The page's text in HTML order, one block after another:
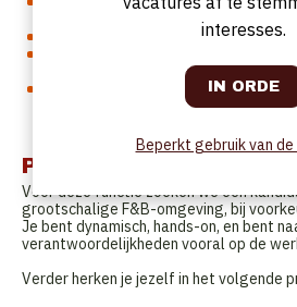
de werkvloer, waardoor je een goed
Je beheert de F&B-forecasting,
Als Head of Department maak je deel
managementteam en ben je ook
Profiel
Voor deze functie zoeken we een
grootschalige F&B-omgeving, bij
Je bent dynamisch, hands-on, en bent
verantwoordelijkheden vooral op de
Verder herken je jezelf in het volgende
interesses.
Beperkt gebruik van